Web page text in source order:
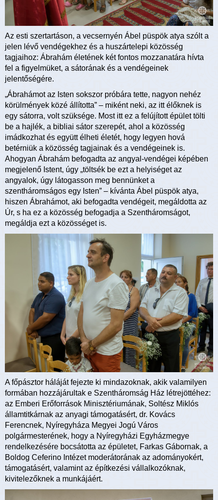
Az esti szertartáson, a vecsernyén Ábel püspök atya szólt a
jelen lévő vendégekhez és a huszártelepi közösség
tagjaihoz: Ábrahám életének két fontos mozzanatára hívta
fel a figyelmüket, a sátorának és a vendégeinek
jelentőségére.
„Ábrahámot az Isten sokszor próbára tette, nagyon nehéz
körülmények közé állította” – miként neki, az itt élőknek is
egy sátorra, volt szüksége. Most itt ez a felújított épület tölti
be a hajlék, a bibliai sátor szerepét, ahol a közösség
imádkozhat és együtt élheti életét, hogy legyen hová
betérniük a közösség tagjainak és a vendégeinek is.
Ahogyan Ábrahám befogadta az angyal-vendégei képében
megjelenő Istent, úgy „töltsék be ezt a helyiséget az
angyalok, úgy látogasson meg bennünket a
szentháromságos egy Isten” – kívánta Ábel püspök atya,
hiszen Ábrahámot, aki befogadta vendégeit, megáldotta az
Úr, s ha ez a közösség befogadja a Szentháromságot,
megáldja ezt a közösséget is.
A főpásztor háláját fejezte ki mindazoknak, akik valamilyen
formában hozzájárultak e Szentháromság Ház létrejöttéhez:
az Emberi Erőforrások Minisztériumának, Soltész Miklós
államtitkárnak az anyagi támogatásért, dr. Kovács
Ferencnek, Nyíregyháza Megyei Jogú Város
polgármesterének, hogy a Nyíregyházi Egyházmegye
rendelkezésére bocsátotta az épületet, Farkas Gábornak, a
Boldog Ceferino Intézet moderátorának az adományokért,
támogatásért, valamint az építkezési vállalkozóknak,
kivitelezőknek a munkájáért.